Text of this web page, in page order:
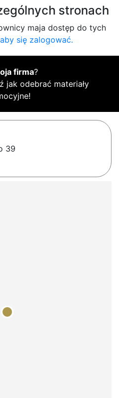
stronach
maja dostęp do tych
się zalogować.
firma?
jak odebrać materiały
39